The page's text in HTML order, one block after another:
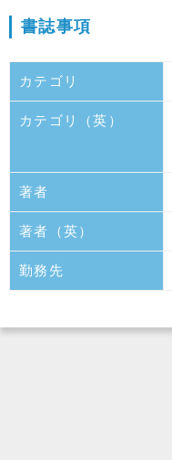
書誌事項
カテゴリ
カテゴリ（英）
著者
著者（英）
勤務先